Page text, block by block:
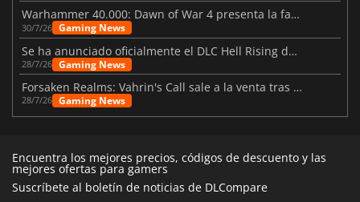
Warhammer 40.000: Dawn of War 4 presenta la facción de los Necrones
30/7/26 Gaming News
Se ha anunciado oficialmente el DLC Hell Rising de Nioh 3
28/7/26 Gaming News
Forsaken Realms: Vahrin's Call sale a la venta tras una década
28/7/26 Gaming News
Encuentra los mejores precios, códigos de descuento y las
mejores ofertas para gamers
Suscríbete al boletín de noticias de DLCompare